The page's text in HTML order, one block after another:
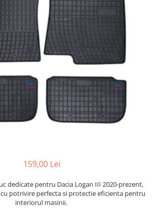
Auto
Chei
Benz
159,00 Lei
dedicate pentru Dacia Logan III 2020-prezent,
potrivire perfecta si protectie eficienta pentru
interiorul masinii.